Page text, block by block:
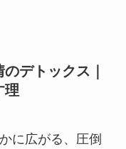
デトックス｜
理
に広がる、圧倒